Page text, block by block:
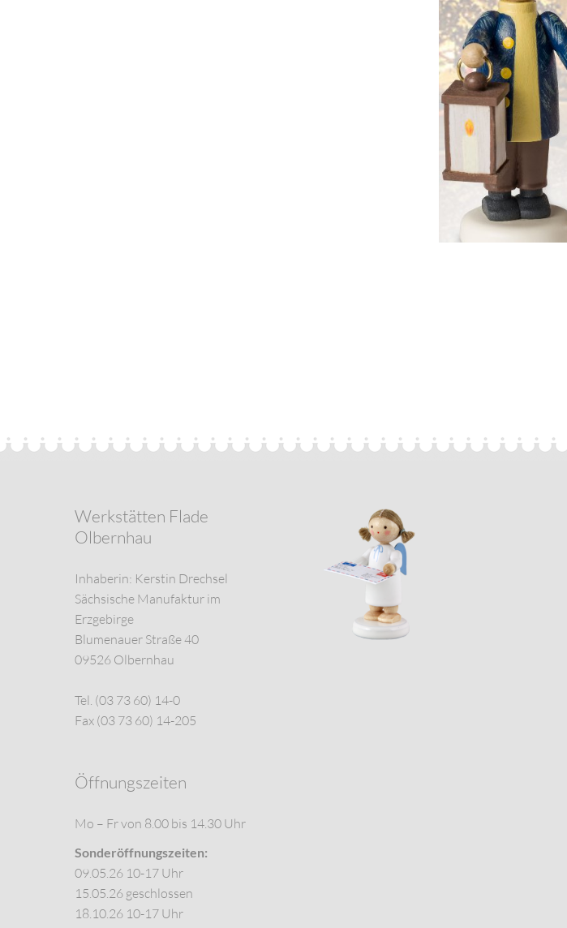
Werkstätten Flade
Olbernhau
Inhaberin: Kerstin Drechsel
Sächsische Manufaktur im
Erzgebirge
Blumenauer Straße 40
09526 Olbernhau
Tel. (03 73 60) 14-0
Fax (03 73 60) 14-205
Öffnungszeiten
Mo – Fr von 8.00 bis 14.30 Uhr
Sonderöffnungszeiten:
09.05.26 10-17 Uhr
15.05.26 geschlossen
18.10.26 10-17 Uhr